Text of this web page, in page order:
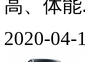
高、体能
2020-04-